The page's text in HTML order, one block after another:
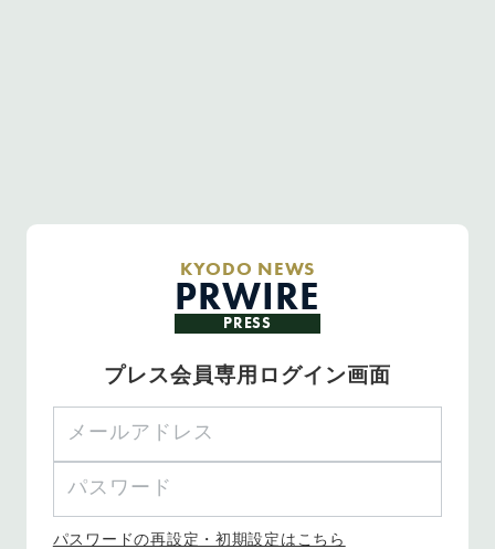
KYODO NEWS
PRWIRE
PRESS
プレス会員専用ログイン画面
パスワードの再設定・初期設定はこちら